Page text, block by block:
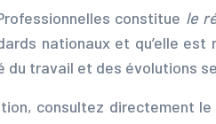
constitue le
nationaux et qu’elle est
du travail et des évolutions
consultez